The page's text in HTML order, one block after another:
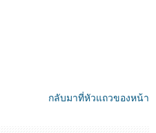
กลับมาที่หัวแถวของหน้า